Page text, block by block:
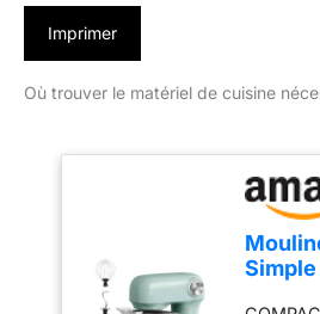
Imprimer
Où trouver le matériel de cuisine